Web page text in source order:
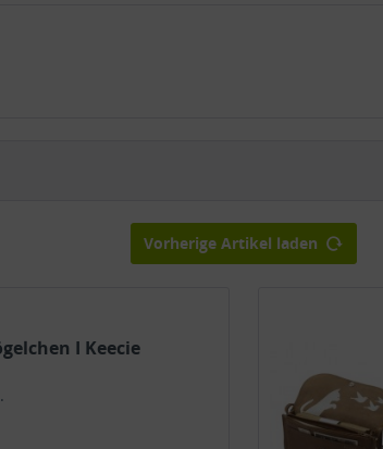
Vorherige Artikel laden
I Keecie